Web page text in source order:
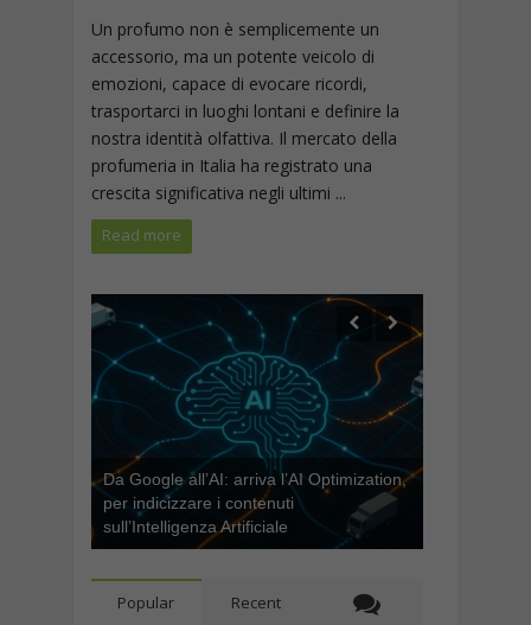
Un profumo non è semplicemente un
accessorio, ma un potente veicolo di
emozioni, capace di evocare ricordi,
trasportarci in luoghi lontani e definire la
nostra identità olfattiva. Il mercato della
profumeria in Italia ha registrato una
crescita significativa negli ultimi ...
Read more
Da Google all’AI: arriva l’AI Optimization,
per indicizzare i contenuti
sull’Intelligenza Artificiale
Popular Recent